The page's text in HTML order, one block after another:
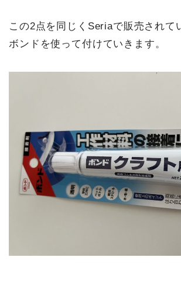
この2点を同じくSeriaで販売されて
ボンドを使って付けていきます。